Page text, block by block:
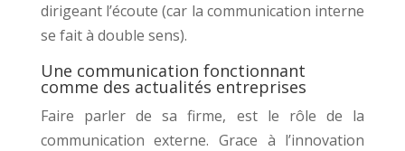
dirigeant l’écoute (car la communication interne
se fait à double sens).
Une communication fonctionnant
comme des actualités entreprises
Faire parler de sa firme, est le rôle de la
communication externe. Grace à l’innovation